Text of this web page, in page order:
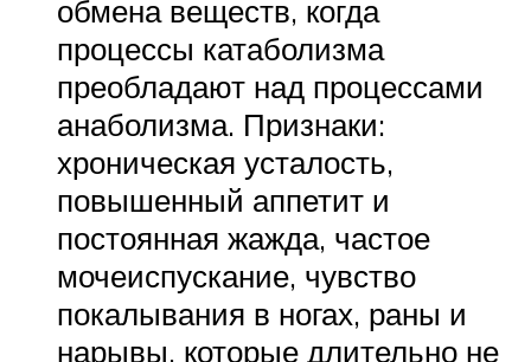
обмена веществ, когда
процессы катаболизма
преобладают над процессами
анаболизма. Признаки:
хроническая усталость,
повышенный аппетит и
постоянная жажда, частое
мочеиспускание, чувство
покалывания в ногах, раны и
нарывы, которые длительно не